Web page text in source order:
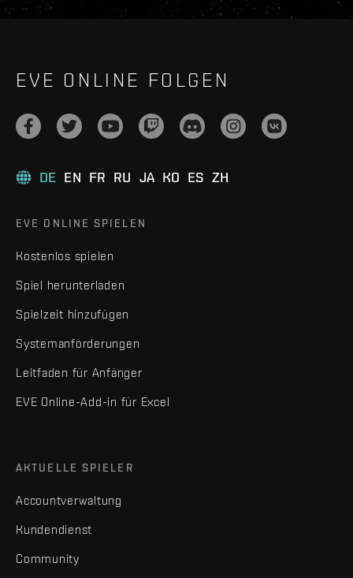
EVE ONLINE FOLGEN
DE EN FR RU JA KO ES ZH
EVE ONLINE SPIELEN
Kostenlos spielen
Spiel herunterladen
Spielzeit hinzufügen
Systemanforderungen
Leitfaden für Anfänger
EVE Online-Add-in für Excel
AKTUELLE SPIELER
Accountverwaltung
Kundendienst
Community